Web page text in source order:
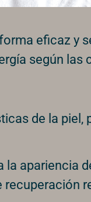
eficaz y
según las
de la piel,
apariencia
recuperación